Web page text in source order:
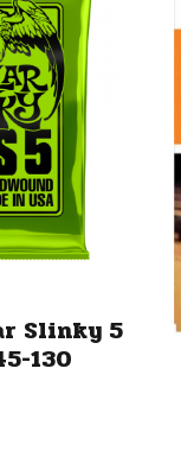
Slinky 5
130